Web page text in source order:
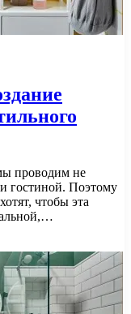
проводим не
гостиной. Поэтому
чтобы эта